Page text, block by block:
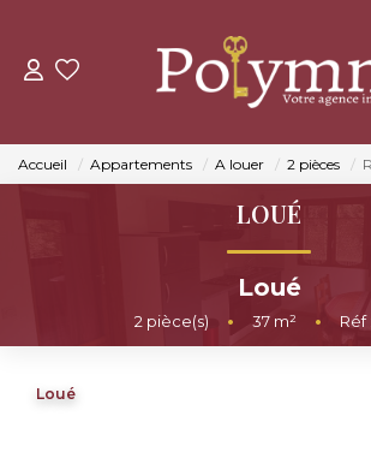
LOUER
NOS AGENCES
Accueil Appartements A louer 2 pièces
LOUÉ
Loué
2 pièce(s) • 37 m² • Réf
Loué